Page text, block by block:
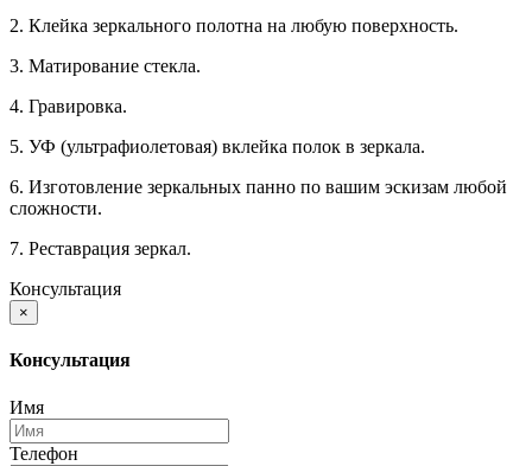
2. Клейка зеркального полотна на любую поверхность.
3. Матирование стекла.
4. Гравировка.
5. УФ (ультрафиолетовая) вклейка полок в зеркала.
6. Изготовление зеркальных панно по вашим эскизам любой
сложности.
7. Реставрация зеркал.
Консультация
×
Консультация
Имя
Телефон